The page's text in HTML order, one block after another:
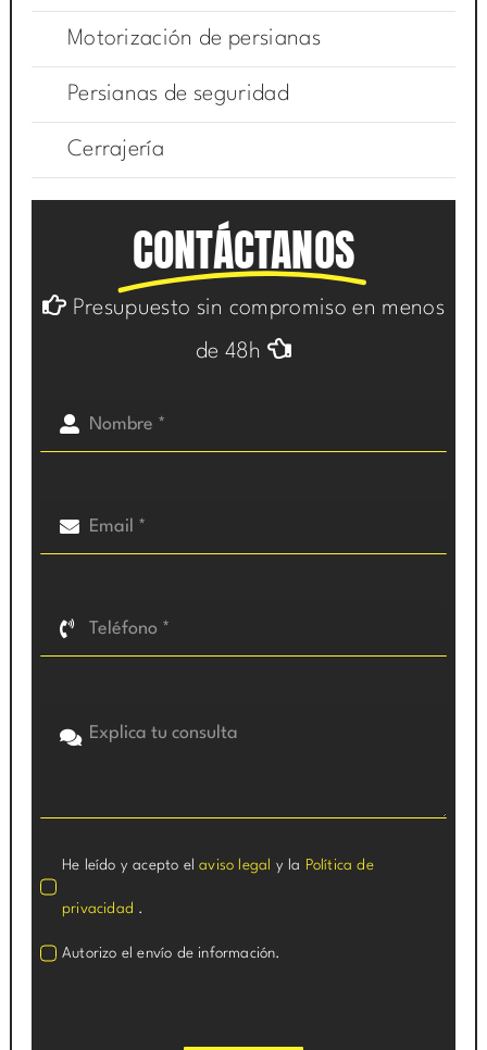
Motorización de persianas
Persianas de seguridad
Cerrajería
CONTÁCTANOS
Presupuesto sin compromiso en menos
de 48h
He leído y acepto elaviso legal y la Política de
privacidad .
Autorizo el envío de información.